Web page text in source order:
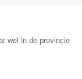
wel in de provincie